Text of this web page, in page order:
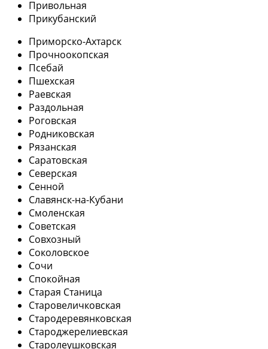
Привольная
Прикубанский
Приморско-Ахтарск
Прочноокопская
Псебай
Пшехская
Раевская
Раздольная
Роговская
Родниковская
Рязанская
Саратовская
Северская
Сенной
Славянск-на-Кубани
Смоленская
Советская
Совхозный
Соколовское
Сочи
Спокойная
Старая Станица
Старовеличковская
Стародеревянковская
Староджерелиевская
Старолеушковская